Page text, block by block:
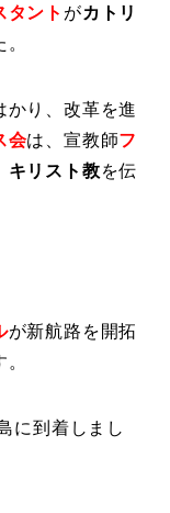
タント がカトリ
かり、改革を進
会は、宣教師フ
キリスト教を伝
が新航路を開拓
に到着しまし